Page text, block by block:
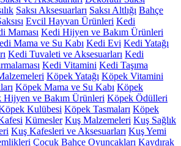
Saksı Aksesuarları Saksı Altlığı Bahçe
Evcil Hayvan Ürünleri Kedi
Maması Kedi Hijyen ve Bakım Ürünleri
Mama ve Su Kabı Kedi Evi Kedi Yatağı
Kedi Tuvaleti ve Aksesuarları Kedi
Kedi Vitamini Kedi Taşıma
Köpek Yatağı Köpek Vitamini
Köpek Mama ve Su Kabı Köpek
Hijyen ve Bakım Ürünleri Köpek Ödülleri
Kulübesi Köpek Tasmaları Köpek
Kümesler Kuş Malzemeleri Kuş Sağlık
Kuş Kafesleri ve Aksesuarları Kuş Yemi
Çocuk Bahçe Oyuncakları Kaydırak